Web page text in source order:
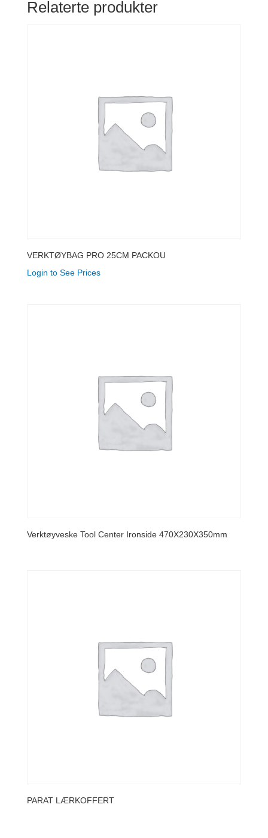
Relaterte produkter
VERKTØYBAG PRO 25CM PACKOU
Login to See Prices
Verktøyveske Tool Center Ironside 470X230X350mm
PARAT LÆRKOFFERT